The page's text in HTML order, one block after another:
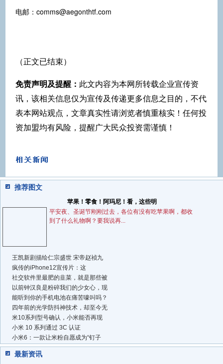
电邮：comms@aegonthtf.com
（正文已结束）
免责声明及提醒： 此文内容为本网所转载企业宣传资
讯，该相关信息仅为宣传及传递更多信息之目的，不代
表本网站观点，文章真实性请浏览者慎重核实！任何投
资加盟均有风险，提醒广大民众投资需谨慎！
推荐图文
苹果！零食！阿玛尼！看，这些明
平安夜、圣诞节刚刚过去，各位有没有吃苹果啊，都收
到了什么礼物啊？要我说再...
王凯新剧描绘仁宗盛世 宋帝赵祯九
疯传的iPhone12宣传片：这
社交软件里最肥的韭菜，就是那些被
以前钟汉良是粉碎我们的少女心，现
能听到你的手机电池在痛苦嚎叫吗？
四年前的光学防抖神技术，却至今无
米10系列型号确认，小米能否再现
小米 10 系列通过 3C 认证
小米6：一款让米粉自愿成为“钉子
最新资讯